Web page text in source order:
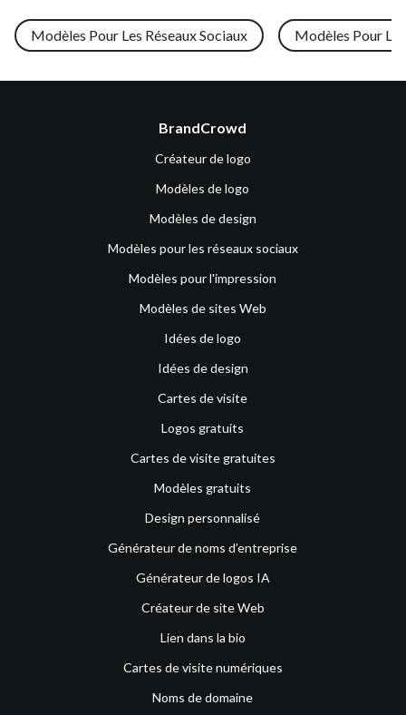
Modèles Pour Les Réseaux Sociaux Modèles Pour
BrandCrowd
Créateur de logo
Modèles de logo
Modèles de design
Modèles pour les réseaux sociaux
Modèles pour l'impression
Modèles de sites Web
Idées de logo
Idées de design
Cartes de visite
Logos gratuits
Cartes de visite gratuites
Modèles gratuits
Design personnalisé
Générateur de noms d’entreprise
Générateur de logos IA
Créateur de site Web
Lien dans la bio
Cartes de visite numériques
Noms de domaine